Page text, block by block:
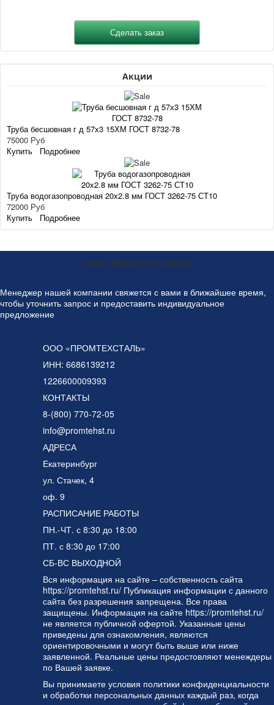
Акции
Труба бесшовная г д 57х3 15ХМ ГОСТ 8732-78
75000 Руб
Купить
Подробнее
Труба водогазопроводная 20х2.8 мм ГОСТ 3262-75 СТ10
72000 Руб
Купить
Подробнее
Заказ обратного звонка
Менеджер нашей компании свяжется с вами в ближайшее время,
чтобы уточнить запрос и предоставить индивидуальное
предложение
ООО «ПРОМТЕХСТАЛЬ»
ИНН: 6686139212
1226600009393
КОНТАКТЫ
8-(800) 770-72-05
info@promtehst.ru
АДРЕСА
Екатеринбург
ул. Стачек, 4
оф. 9
РАСПИСАНИЕ РАБОТЫ
ПН.-ЧТ. с 8:30 до 18:00
ПТ. с 8:30 до 17:00
СБ-ВС ВЫХОДНОЙ
Вся информация на сайте – собственность сайта
https://promtehst.ru/ Публикация информации с данного
сайта без разрешения запрещена. Все права
защищены. Информация на сайте https://promtehst.ru/
не является публичной офертой. Указанные цены
приведены для ознакомления, являются
ориентировочными и могут быть выше или ниже
заявленной. Реальные цены предостовляют менеждеры
по Вашей заявке.
Вы принимаете условия политики конфиденциальности
и обработки персональных данных каждый раз, когда